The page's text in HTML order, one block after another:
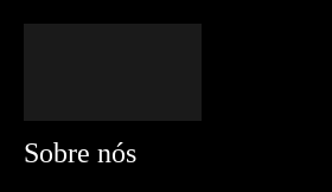
Sobre nós